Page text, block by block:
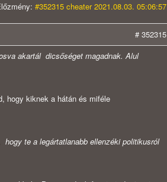
#352315 cheater 2021.08.03. 05:06:57
# 352315
akartál dicsőséget magadnak.Alul
hogy kiknek a hátán és miféle
te a legártatlanabb ellenzéki politikusról